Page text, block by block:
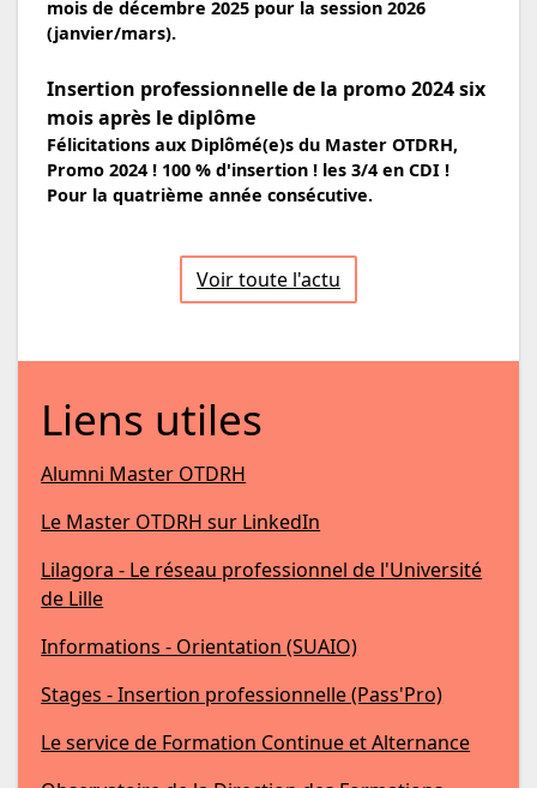
mois de décembre 2025 pour la session 2026
(janvier/mars).
Insertion professionnelle de la promo 2024 six
mois après le diplôme
Félicitations aux Diplômé(e)s du Master OTDRH,
Promo 2024 ! 100 % d'insertion ! les 3/4 en CDI !
Pour la quatrième année consécutive.
Voir toute l'actu
Liens utiles
Alumni Master OTDRH
Le Master OTDRH sur LinkedIn
Lilagora - Le réseau professionnel de l'Université
de Lille
Informations - Orientation (SUAIO)
Stages - Insertion professionnelle (Pass'Pro)
Le service de Formation Continue et Alternance